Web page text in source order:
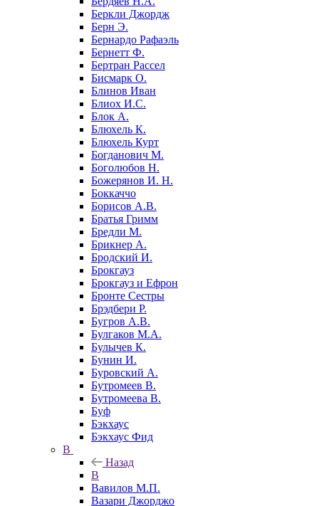
Беркли Джордж
Берн Э.
Бернардо Рафаэль
Бернетт Ф.
Бертран Рассел
Бисмарк О.
Блинов Иван
Блиох И.С.
Блок А.
Блюхель К.
Блюхель Курт
Богданович М.
Боголюбов Н.
Божерянов И. Н.
Боккаччо
Борисов А.В.
Братья Гримм
Бредли М.
Брикнер А.
Бродский И.
Брокгауз
Брокгауз и Ефрон
Бронте Сестры
Брэдбери Р.
Бугров А.В.
Булгаков М.А.
Булычев К.
Бунин И.
Буровский А.
Бутромеев В.
Бутромеева В.
Буф
Бэкхаус
Бэкхаус Фид
В
Назад
В
Вавилов М.П.
Вазари Джорджо